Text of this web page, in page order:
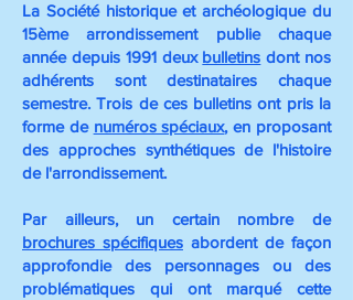
La Société historique et archéologique du
15ème arrondissement publie chaque
année depuis 1991 deux bulletins dont nos
adhérents sont destinataires chaque
semestre.Trois de ces bulletins ont pris la
forme de numéros spéciaux, en proposant
des approches synthétiques de l'histoire
de l'arrondissement.
Par ailleurs, un certain nombre de
brochures spécifiques abordent de façon
approfondie des personnages ou des
problématiques qui ont marqué cette